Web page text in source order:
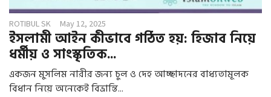
ROTIBUL SK May 12, 2025
ইসলামী আইন কীভাবে গঠিত হয়: হিজাব নিয়ে
ধর্মীয় ও সাংস্কৃতিক...
একজন মুসলিম নারীর জন্য চুল ও দেহ আচ্ছাদনের বাধ্যতামূলক
বিধান নিয়ে অনেকেই বিভ্রান্তি...